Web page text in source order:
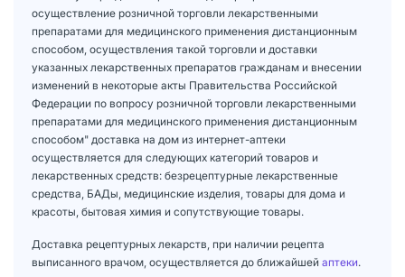
осуществление розничной торговли лекарственными
препаратами для медицинского применения дистанционным
способом, осуществления такой торговли и доставки
указанных лекарственных препаратов гражданам и внесении
изменений в некоторые акты Правительства Российской
Федерации по вопросу розничной торговли лекарственными
препаратами для медицинского применения дистанционным
способом" доставка на дом из интернет-аптеки
осуществляется для следующих категорий товаров и
лекарственных средств: безрецептурные лекарственные
средства, БАДы, медицинские изделия, товары для дома и
красоты, бытовая химия и сопутствующие товары.
Доставка рецептурных лекарств, при наличии рецепта
выписанного врачом, осуществляется до ближайшей аптеки.